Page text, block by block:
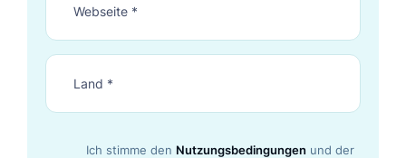
Ich stimme den Nutzungsbedingungen und der